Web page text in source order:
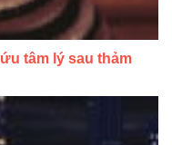
tâm lý sau thảm